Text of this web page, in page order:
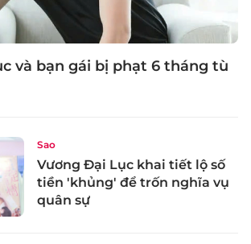
và bạn gái bị phạt 6 tháng tù
Sao
Vương Đại Lục khai tiết lộ số
tiền 'khủng' để trốn nghĩa vụ
quân sự